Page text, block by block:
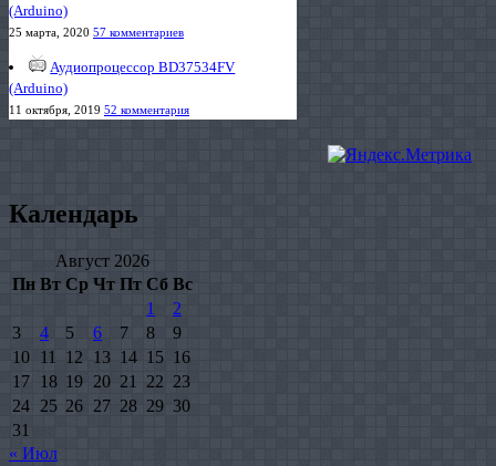
(Arduino)
25 марта, 2020 57 комментариев
Аудиопроцессор BD37534FV
(Arduino)
11 октября, 2019 52 комментария
Календарь
Август 2026
Пн Вт Ср Чт Пт Сб Вс
1
2
3
4 5 6 7 8
9
10 11 12 13 14 15 16
17
18 19 20 21 22 23
24 25 26 27 28 29 30
31
« Июл